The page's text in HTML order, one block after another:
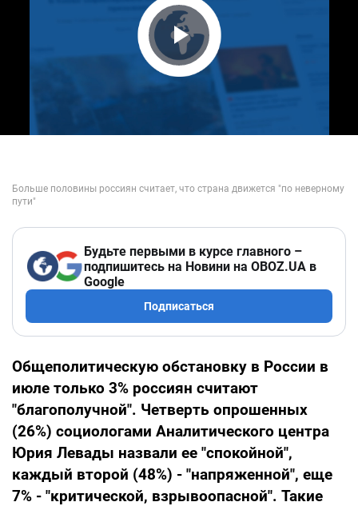
Play Video
Будьте первыми в курсе главного –
подпишитесь на Новини на OBOZ.UA в
Google
Подписаться
Общеполитическую обстановку в России в
июле только 3% россиян считают
"благополучной". Четверть опрошенных
(26%) социологами Аналитического центра
Юрия Левады назвали ее "спокойной",
каждый второй (48%) - "напряженной", еще
7% - "критической, взрывоопасной". Такие